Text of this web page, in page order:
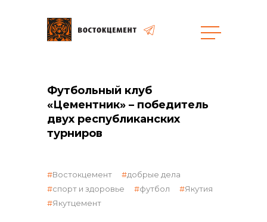
общая информация
объявленные закупки
Футбольный клуб
«Цементник» – победитель
двух республиканских
турниров
Востокцемент
добрые дела
спорт и здоровье
футбол
Якутия
Якутцемент